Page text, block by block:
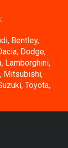
Bentley,
Dodge,
Lamborghini,
Mitsubishi,
Toyota,